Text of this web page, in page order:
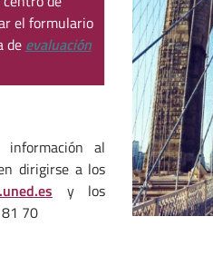
el formulario
de evaluación
al
dirigirse a los
y los
70